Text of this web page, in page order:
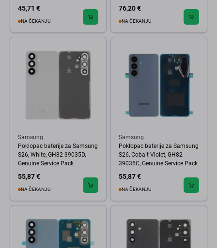
45,71 €
NA ČEKANJU
76,20 €
NA ČEKANJU
Samsung
Poklopac baterije za Samsung
S26, White, GH82-39035D,
Genuine Service Pack
55,87 €
NA ČEKANJU
Samsung
Poklopac baterije za Samsung
S26, Cobalt Violet, GH82-
39035C, Genuine Service Pack
55,87 €
NA ČEKANJU